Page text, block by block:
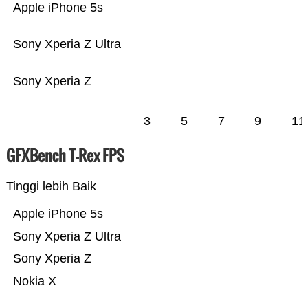
Sony Xperia Z
Sony Xperia Z Ultra
Apple iPhone 5s
3 5 7 9 11
GFXBench T-Rex FPS
Tinggi lebih Baik
Nokia X
Sony Xperia Z
Sony Xperia Z Ultra
Apple iPhone 5s